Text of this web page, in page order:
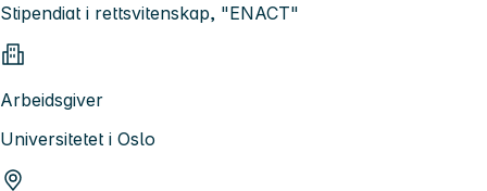
Stipendiat i rettsvitenskap, "ENACT"
Arbeidsgiver
Universitetet i Oslo